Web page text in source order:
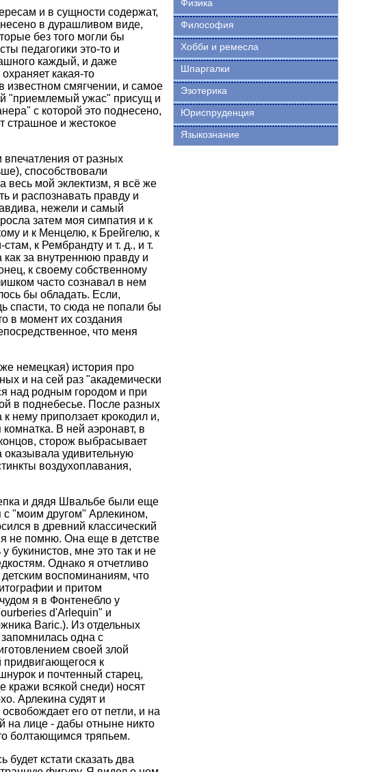
и в сущности содержат,
в дурашливом виде,
без того могли бы
педагогики это-то и
каждый, и даже
какая-то
известном смягчении, и самое
"приемлемый ужас" присущ и
с которой это поднесено,
страшное и жестокое
от разных
способствовали
весь мой эклектизм, я всё же
и распознавать правду и
нежели и самый
затем моя симпатия и к
и к Менцелю, к Брейгелю, к
к Рембрандту и т. д., и т.
как за внутреннюю правду и
к своему собственному
часто сознавал в нем
бы обладать. Если,
спасти, то сюда не попали бы
в момент их создания
что меня
немецкая) история про
и на сей раз "академически
над родным городом и при
в поднебесье. После разных
нему приползает крокодил и,
В ней аэронавт, в
сторож выбрасывает
оказывала удивительную
воздухоплавания,
и дядя Швальбе были еще
с "моим другом" Арлекином,
в древний классический
не помню. Она еще в детстве
букинистов, мне это так и не
Однако я отчетливо
воспоминаниям, что
и притом
я в Фонтенебло у
d'Arlequin" и
Baric.). Из отдельных
одна с
своей злой
придвигающегося к
и почтенный старец,
кражи всякой снеди) носят
Арлекина судят и
его от петли, и на
на лице - дабы отныне никто
болтающимся тряпьем.
кстати сказать два
Физика
Философия
Хобби и ремесла
Шпаргалки
Эзотерика
Юриспруденция
Языкознание